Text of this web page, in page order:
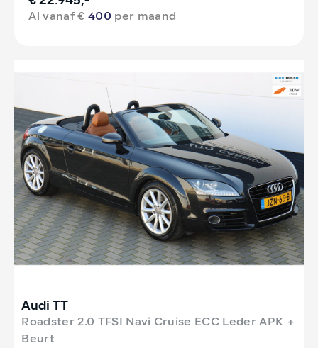
Al vanaf €400 per maand
Audi TT
Roadster 2.0 TFSI Navi Cruise ECC Leder APK +
Beurt